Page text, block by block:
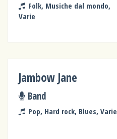
Folk, Musiche dal mondo,
Varie
Jambow Jane
Band
Pop, Hard rock, Blues, Varie